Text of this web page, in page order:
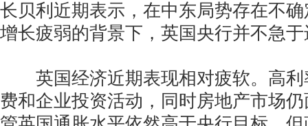
长贝利近期表示，在中东局势存在不
增长疲弱的背景下，英国央行并不急
英国经济近期表现相对疲软。高利
费和企业投资活动，同时房地产市场